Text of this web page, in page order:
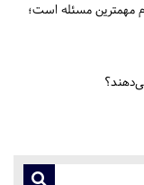
مهمترین مسئله است؛